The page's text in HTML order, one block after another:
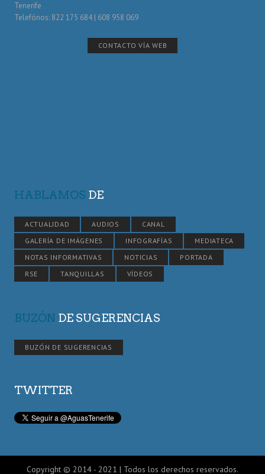
Tenerife
Telefónos: 822 175 684 | 608 958 069
CONTACTO VÍA WEB
HABLAMOS DE
ACTUALIDAD AUDIOS
CANAL
GALERÍA DE IMÁGENES
INFOGRAFÍAS
MEDIATECA
NOTAS INFORMATIVAS
NOTICIAS
PORTADA
RSE
TANQUILLAS VÍDEOS
BUZÓN DE SUGERENCIAS
BUZÓN DE SUGERENCIAS
TWITTER
Copyright © 2014 - 2021 | Todos los derechos reservados.